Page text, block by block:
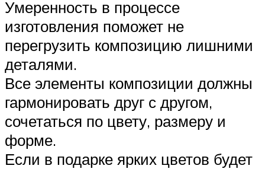
Умеренность в процессе
изготовления поможет не
перегрузить композицию лишними
деталями.
Все элементы композиции должны
гармонировать друг с другом,
сочетаться по цвету, размеру и
форме.
Если в подарке ярких цветов будет